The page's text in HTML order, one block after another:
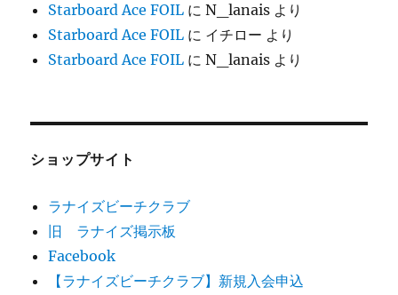
Starboard Ace FOIL にN_lanais より
Starboard Ace FOIL に イチロー より
Starboard Ace FOIL にN_lanais より
ショップサイト
ラナイズビーチクラブ
旧 ラナイズ掲示板
Facebook
【ラナイズビーチクラブ】新規入会申込